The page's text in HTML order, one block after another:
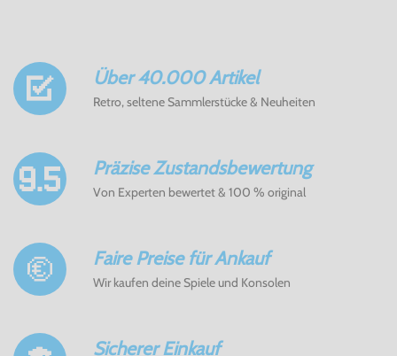
Über 40.000 Artikel
Retro, seltene Sammlerstücke & Neuheiten
Präzise Zustandsbewertung
Von Experten bewertet & 100 % original
Faire Preise für Ankauf
Wir kaufen deine Spiele und Konsolen
Sicherer Einkauf